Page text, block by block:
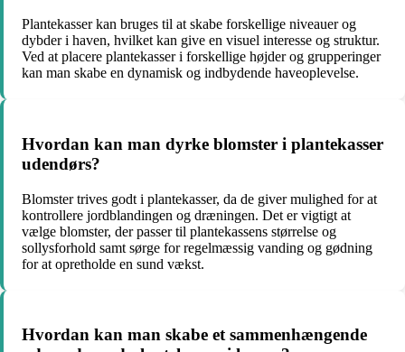
Plantekasser kan bruges til at skabe forskellige niveauer og
dybder i haven, hvilket kan give en visuel interesse og struktur.
Ved at placere plantekasser i forskellige højder og grupperinger
kan man skabe en dynamisk og indbydende haveoplevelse.
Hvordan kan man dyrke blomster i plantekasser
udendørs?
Blomster trives godt i plantekasser, da de giver mulighed for at
kontrollere jordblandingen og dræningen. Det er vigtigt at
vælge blomster, der passer til plantekassens størrelse og
sollysforhold samt sørge for regelmæssig vanding og gødning
for at opretholde en sund vækst.
Hvordan kan man skabe et sammenhængende